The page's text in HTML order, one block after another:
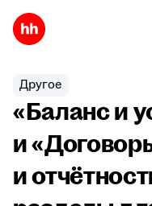
Другое
«Баланс и
и
и